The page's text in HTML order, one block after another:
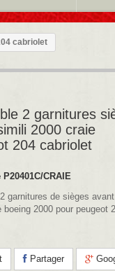
cabriolet
2 garnitures
2000 craie
204 cabriolet
P20401C/CRAIE
garnitures de sièges
boeing 2000 pour peugeot
Partager